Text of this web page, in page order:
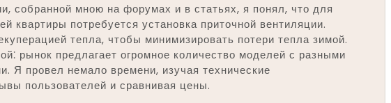
собранной мною на форумах и в статьях, я понял, что для
квартиры потребуется установка приточной вентиляции.
тепла, чтобы минимизировать потери тепла зимой.
рынок предлагает огромное количество моделей с разными
Я провел немало времени, изучая технические
пользователей и сравнивая цены.